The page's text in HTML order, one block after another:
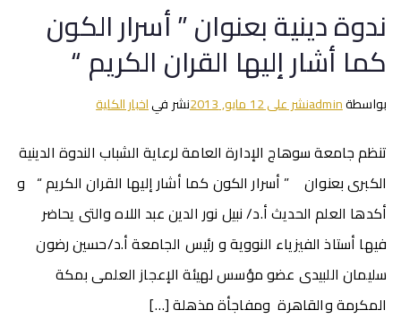
ندوة دينية بعنوان ” أسرار الكون
كما أشار إليها القران الكريم “
بواسطةadminنشر على12 مايو, 2013 نشر فياخبار الكلية
تنظم جامعة سوهاج الإدارة العامة لرعاية الشباب الندوة الدينية
الكبرى بعنوان ” أسرار الكون كما أشار إليها القران الكريم “ و
أكدها العلم الحديث أ.د/ نبيل نور الدين عبد اللاه والتى يحاضر
فيها أستاذ الفيزياء النووية و رئيس الجامعة أ.د/حسين رضون
سليمان اللبيدى عضو مؤسس لهيئة الإعجاز العلمى بمكة
المكرمة والقاهرة ومفاجأة مذهلة […]